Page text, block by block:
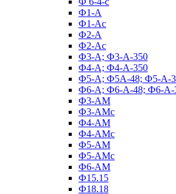
Ф1-А
Ф1-Ас
Ф2-А
Ф2-Ас
Ф3-А; Ф3-А-350
Ф4-А; Ф4-А-350
Ф5-А; Ф5А-48; Ф5-А-
Ф6-А; Ф6-А-48; Ф6-А-
Ф3-АМ
Ф3-АМс
Ф4-АМ
Ф4-АМс
Ф5-АМ
Ф5-АМс
Ф6-АМ
Ф15.15
Ф18.18